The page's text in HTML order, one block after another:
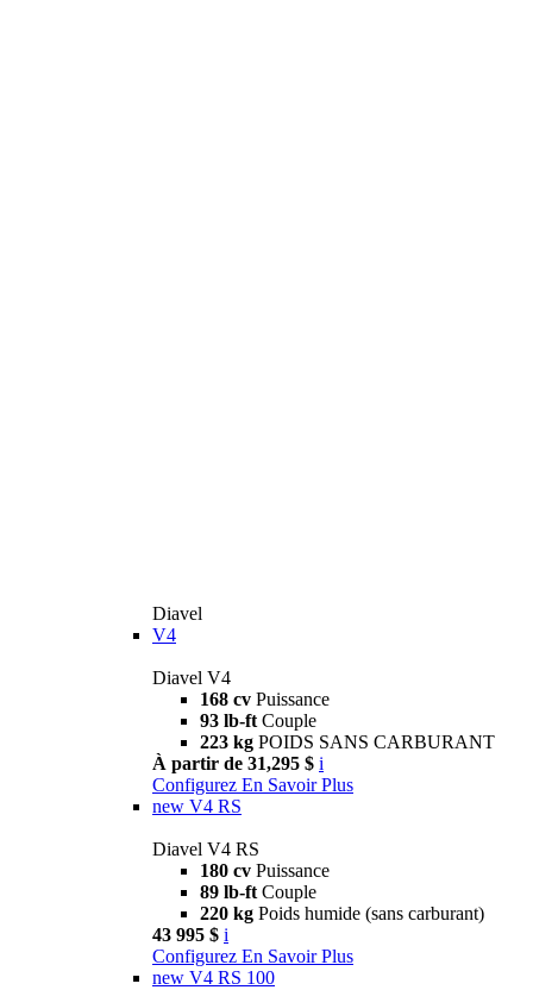
Diavel
V4
Diavel V4
168 cv Puissance
93 lb-ft Couple
223 kg POIDS SANS CARBURANT
À partir de 31,295 $ i
Configurez En Savoir Plus
new V4 RS
Diavel V4 RS
180 cv Puissance
89 lb-ft Couple
220 kg Poids humide (sans carburant)
43 995 $ i
Configurez En Savoir Plus
new V4 RS 100